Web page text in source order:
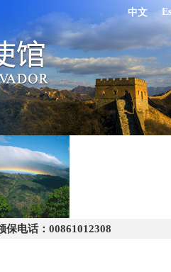
中文
保电话：00861012308